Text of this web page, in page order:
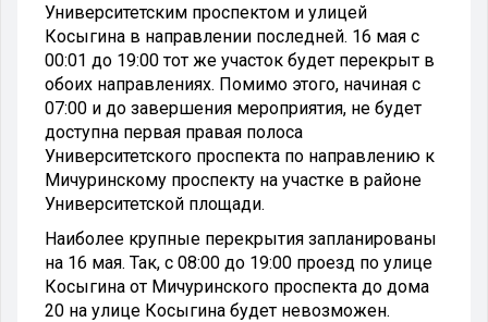
Университетским проспектом и улицей
Косыгина в направлении последней. 16 мая с
00:01 до 19:00 тот же участок будет перекрыт в
обоих направлениях. Помимо этого, начиная с
07:00 и до завершения мероприятия, не будет
доступна первая правая полоса
Университетского проспекта по направлению к
Мичуринскому проспекту на участке в районе
Университетской площади.
Наиболее крупные перекрытия запланированы
на 16 мая. Так, с 08:00 до 19:00 проезд по улице
Косыгина от Мичуринского проспекта до дома
20 на улице Косыгина будет невозможен.